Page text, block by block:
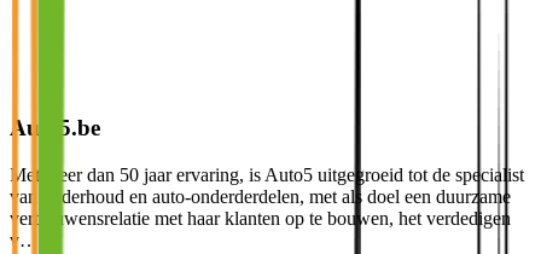
Auto5.be
Met meer dan 50 jaar ervaring, is Auto5 uitgegroeid tot de specialist
van onderhoud en auto-onderderdelen, met als doel een duurzame
vertrouwensrelatie met haar klanten op te bouwen, het verdedigen
v…